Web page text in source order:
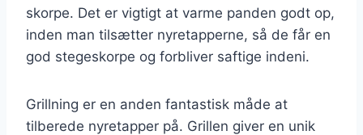
skorpe. Det er vigtigt at varme panden godt op,
inden man tilsætter nyretapperne, så de får en
god stegeskorpe og forbliver saftige indeni.
Grillning er en anden fantastisk måde at
tilberede nyretapper på. Grillen giver en unik